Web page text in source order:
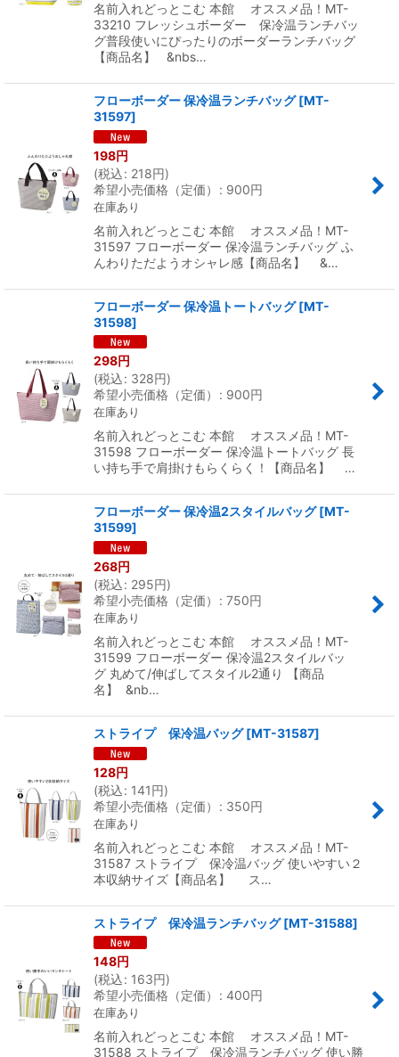
名前入れどっとこむ 本館 オススメ品！MT-
33210 フレッシュボーダー 保冷温ランチバッ
グ普段使いにぴったりのボーダーランチバッグ
【商品名】 &nbs…
フローボーダー 保冷温ランチバッグ [MT-
31597]
198円
(税込: 218円)
希望小売価格（定価）
: 900円
在庫あり
名前入れどっとこむ 本館 オススメ品！MT-
31597 フローボーダー 保冷温ランチバッグ ふ
んわりただようオシャレ感【商品名】 &…
フローボーダー 保冷温トートバッグ [MT-
31598]
298円
(税込: 328円)
希望小売価格（定価）
: 900円
在庫あり
名前入れどっとこむ 本館 オススメ品！MT-
31598 フローボーダー 保冷温トートバッグ 長
い持ち手で肩掛けもらくらく！【商品名】 …
フローボーダー 保冷温2スタイルバッグ [MT-
31599]
268円
(税込: 295円)
希望小売価格（定価）
: 750円
在庫あり
名前入れどっとこむ 本館 オススメ品！MT-
31599 フローボーダー 保冷温2スタイルバッ
グ 丸めて/伸ばしてスタイル2通り 【商品
名】 &nb…
ストライプ 保冷温バッグ [MT-31587]
128円
(税込: 141円)
希望小売価格（定価）
: 350円
在庫あり
名前入れどっとこむ 本館 オススメ品！MT-
31587 ストライプ 保冷温バッグ 使いやすい２
本収納サイズ【商品名】 ス…
ストライプ 保冷温ランチバッグ [MT-31588]
148円
(税込: 163円)
希望小売価格（定価）
: 400円
在庫あり
名前入れどっとこむ 本館 オススメ品！MT-
31588 ストライプ 保冷温ランチバッグ 使い勝